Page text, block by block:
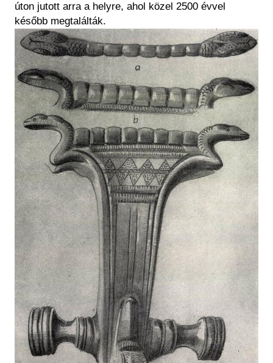
úton jutott arra a helyre, ahol közel 2500 évvel
később megtalálták.
Kép